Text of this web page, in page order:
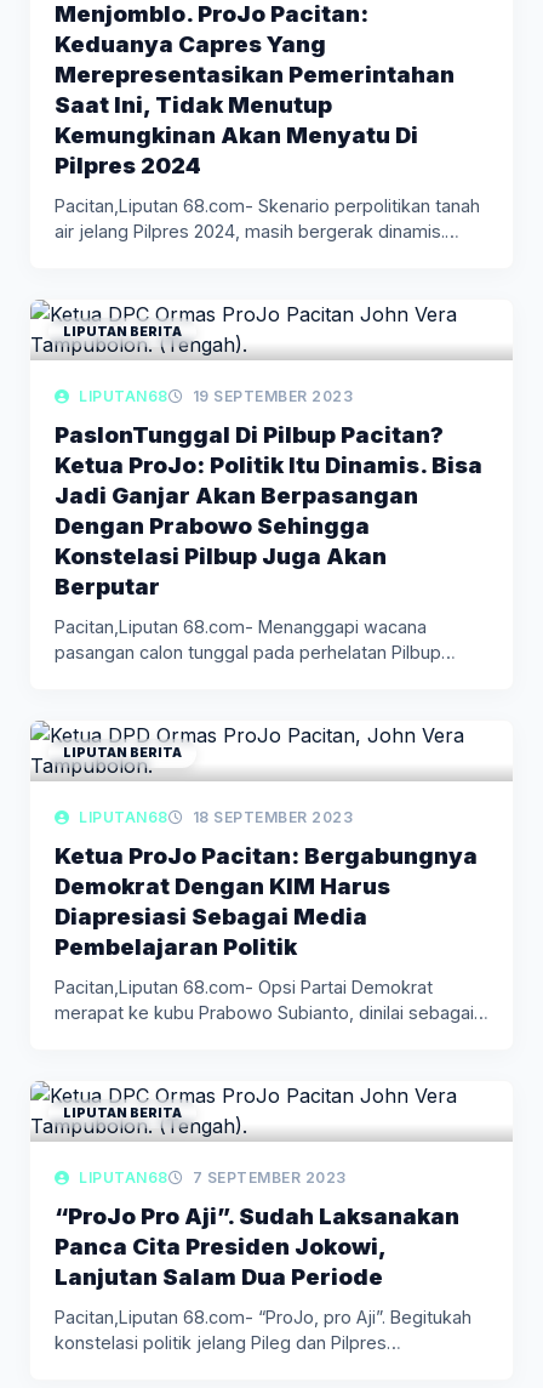
Menjomblo. ProJo Pacitan:
Keduanya Capres Yang
Merepresentasikan Pemerintahan
Saat Ini, Tidak Menutup
Kemungkinan Akan Menyatu Di
Pilpres 2024
Pacitan,Liputan 68.com- Skenario perpolitikan tanah
air jelang Pilpres 2024, masih bergerak dinamis.…
LIPUTAN BERITA
LIPUTAN68 19 SEPTEMBER 2023
PaslonTunggal Di Pilbup Pacitan?
Ketua ProJo: Politik Itu Dinamis. Bisa
Jadi Ganjar Akan Berpasangan
Dengan Prabowo Sehingga
Konstelasi Pilbup Juga Akan
Berputar
Pacitan,Liputan 68.com- Menanggapi wacana
pasangan calon tunggal pada perhelatan Pilbup
LIPUTAN BERITA
LIPUTAN68 18 SEPTEMBER 2023
Ketua ProJo Pacitan: Bergabungnya
Demokrat Dengan KIM Harus
Diapresiasi Sebagai Media
Pembelajaran Politik
Pacitan,Liputan 68.com- Opsi Partai Demokrat
merapat ke kubu Prabowo Subianto, dinilai sebagai…
LIPUTAN BERITA
LIPUTAN68 7 SEPTEMBER 2023
“ProJo Pro Aji”. Sudah Laksanakan
Panca Cita Presiden Jokowi,
Lanjutan Salam Dua Periode
Pacitan,Liputan 68.com- “ProJo, pro Aji”. Begitukah
konstelasi politik jelang Pileg dan Pilpres…